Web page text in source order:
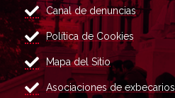
Canal de denuncias
Política de Cookies
Mapa del Sitio
Asociaciones de exbecarios